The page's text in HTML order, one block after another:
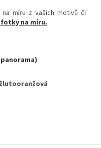
míru z vašich motivů či
na míru.